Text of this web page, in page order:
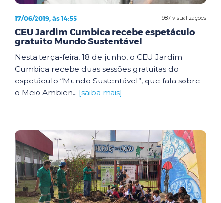
987 visualizações
17/06/2019, às 14:55
CEU Jardim Cumbica recebe espetáculo
gratuito Mundo Sustentável
Nesta terça-feira, 18 de junho, o CEU Jardim
Cumbica recebe duas sessões gratuitas do
espetáculo “Mundo Sustentável”, que fala sobre
o Meio Ambien... [saiba mais]